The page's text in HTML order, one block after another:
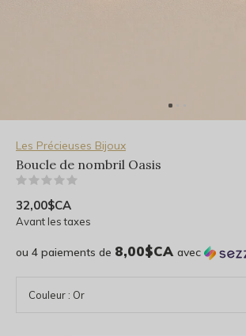
Les Précieuses Bijoux
Boucle de nombril Oasis
32,00$CA
Avant les taxes
ou 4 paiements de 8,00$CA avec